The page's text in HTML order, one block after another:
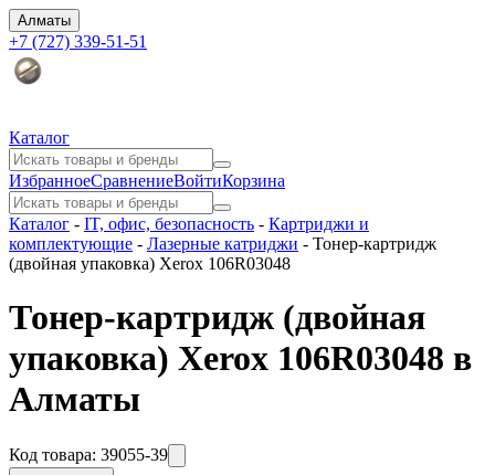
Алматы
+7 (727) 339-51-51
Каталог
ИзбранноеСравнениеВойтиКорзина
Каталог - IT, офис, безопасность - Картриджи и
комплектующие - Лазерные катриджи - Тонер-картридж
(двойная упаковка) Xerox 106R03048
Тонер-картридж (двойная
упаковка) Xerox 106R03048 в
Алматы
Код товара: 39055-39